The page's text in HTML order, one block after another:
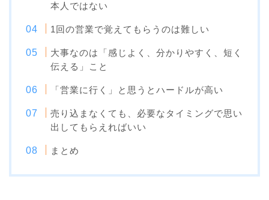
本人ではない
1回の営業で覚えてもらうのは難しい
大事なのは「感じよく、分かりやすく、短く
伝える」こと
「営業に行く」と思うとハードルが高い
売り込まなくても、必要なタイミングで思い
出してもらえればいい
まとめ